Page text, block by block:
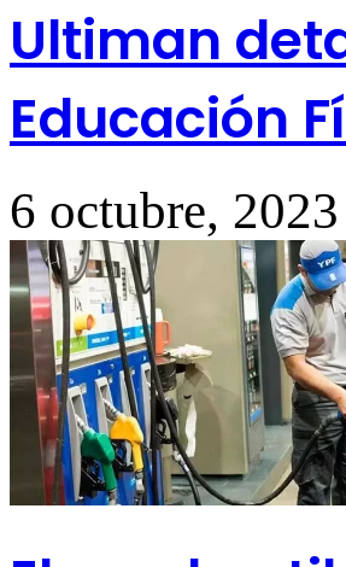
Ultiman
Educación
6 octubre, 2023